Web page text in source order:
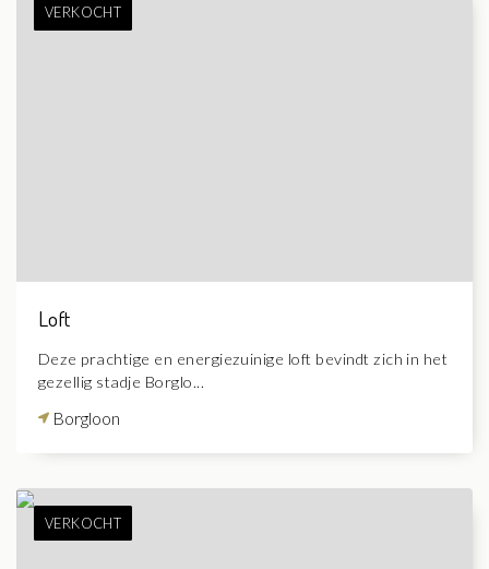
VERKOCHT
Loft
Deze prachtige en energiezuinige loft bevindt zich in het
gezellig stadje Borglo...
Borgloon
VERKOCHT